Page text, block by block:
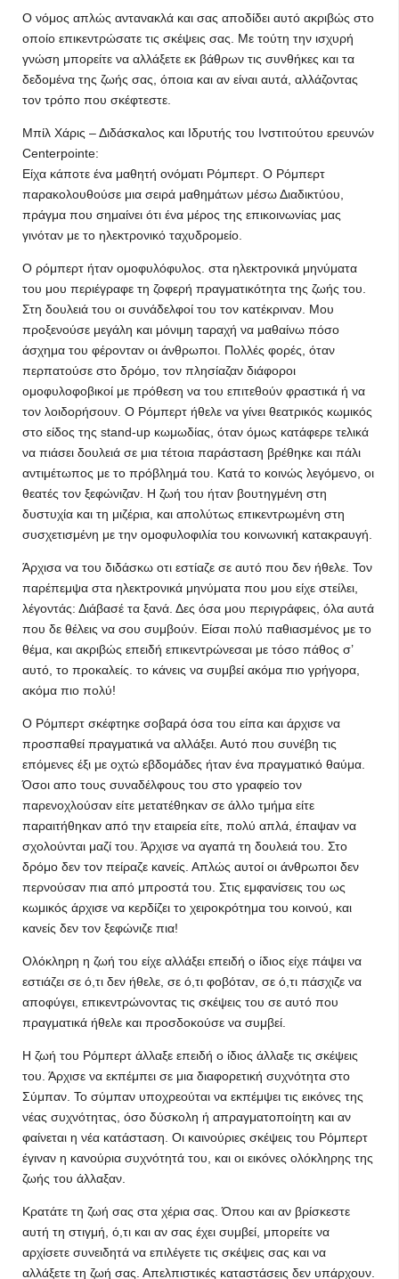
Ο νόμος απλώς αντανακλά και σας αποδίδει αυτό ακριβώς στο
οποίο επικεντρώσατε τις σκέψεις σας. Με τούτη την ισχυρή
γνώση μπορείτε να αλλάξετε εκ βάθρων τις συνθήκες και τα
δεδομένα της ζωής σας, όποια και αν είναι αυτά, αλλάζοντας
τον τρόπο που σκέφτεστε.
Μπίλ Χάρις – Διδάσκαλος και Ιδρυτής του Ινστιτούτου ερευνών
Centerpointe:
Είχα κάποτε ένα μαθητή ονόματι Ρόμπερτ. Ο Ρόμπερτ
παρακολουθούσε μια σειρά μαθημάτων μέσω Διαδικτύου,
πράγμα που σημαίνει ότι ένα μέρος της επικοινωνίας μας
γινόταν με το ηλεκτρονικό ταχυδρομείο.
Ο ρόμπερτ ήταν ομοφυλόφυλος. στα ηλεκτρονικά μηνύματα
του μου περιέγραφε τη ζοφερή πραγματικότητα της ζωής του.
Στη δουλειά του οι συνάδελφοί του τον κατέκριναν. Μου
προξενούσε μεγάλη και μόνιμη ταραχή να μαθαίνω πόσο
άσχημα του φέρονταν οι άνθρωποι. Πολλές φορές, όταν
περπατούσε στο δρόμο, τον πλησίαζαν διάφοροι
ομοφυλοφοβικοί με πρόθεση να του επιτεθούν φραστικά ή να
τον λοιδορήσουν. Ο Ρόμπερτ ήθελε να γίνει θεατρικός κωμικός
στο είδος της stand-up κωμωδίας, όταν όμως κατάφερε τελικά
να πιάσει δουλειά σε μια τέτοια παράσταση βρέθηκε και πάλι
αντιμέτωπος με το πρόβλημά του. Κατά το κοινώς λεγόμενο, οι
θεατές τον ξεφώνιζαν. Η ζωή του ήταν βουτηγμένη στη
δυστυχία και τη μιζέρια, και απολύτως επικεντρωμένη στη
συσχετισμένη με την ομοφυλοφιλία του κοινωνική κατακραυγή.
Άρχισα να του διδάσκω οτι εστίαζε σε αυτό που δεν ήθελε. Τον
παρέπεμψα στα ηλεκτρονικά μηνύματα που μου είχε στείλει,
λέγοντάς: Διάβασέ τα ξανά. Δες όσα μου περιγράφεις, όλα αυτά
που δε θέλεις να σου συμβούν. Είσαι πολύ παθιασμένος με το
θέμα, και ακριβώς επειδή επικεντρώνεσαι με τόσο πάθος σ’
αυτό, το προκαλείς. το κάνεις να συμβεί ακόμα πιο γρήγορα,
ακόμα πιο πολύ!
Ο Ρόμπερτ σκέφτηκε σοβαρά όσα του είπα και άρχισε να
προσπαθεί πραγματικά να αλλάξει. Αυτό που συνέβη τις
επόμενες έξι με οχτώ εβδομάδες ήταν ένα πραγματικό θαύμα.
Όσοι απο τους συναδέλφους του στο γραφείο τον
παρενοχλούσαν είτε μετατέθηκαν σε άλλο τμήμα είτε
παραιτήθηκαν από την εταιρεία είτε, πολύ απλά, έπαψαν να
σχολούνται μαζί του. Άρχισε να αγαπά τη δουλειά του. Στο
δρόμο δεν τον πείραζε κανείς. Απλώς αυτοί οι άνθρωποι δεν
περνούσαν πια από μπροστά του. Στις εμφανίσεις του ως
κωμικός άρχισε να κερδίζει το χειροκρότημα του κοινού, και
κανείς δεν τον ξεφώνιζε πια!
Ολόκληρη η ζωή του είχε αλλάξει επειδή ο ίδιος είχε πάψει να
εστιάζει σε ό,τι δεν ήθελε, σε ό,τι φοβόταν, σε ό,τι πάσχιζε να
αποφύγει, επικεντρώνοντας τις σκέψεις του σε αυτό που
πραγματικά ήθελε και προσδοκούσε να συμβεί.
Η ζωή του Ρόμπερτ άλλαξε επειδή ο ίδιος άλλαξε τις σκέψεις
του. Άρχισε να εκπέμπει σε μια διαφορετική συχνότητα στο
Σύμπαν. Το σύμπαν υποχρεούται να εκπέμψει τις εικόνες της
νέας συχνότητας, όσο δύσκολη ή απραγματοποίητη και αν
φαίνεται η νέα κατάσταση. Οι καινούριες σκέψεις του Ρόμπερτ
έγιναν η κανούρια συχνότητά του, και οι εικόνες ολόκληρης της
ζωής του άλλαξαν.
Κρατάτε τη ζωή σας στα χέρια σας. Όπου και αν βρίσκεστε
αυτή τη στιγμή, ό,τι και αν σας έχει συμβεί, μπορείτε να
αρχίσετε συνειδητά να επιλέγετε τις σκέψεις σας και να
αλλάξετε τη ζωή σας. Απελπιστικές καταστάσεις δεν υπάρχουν.